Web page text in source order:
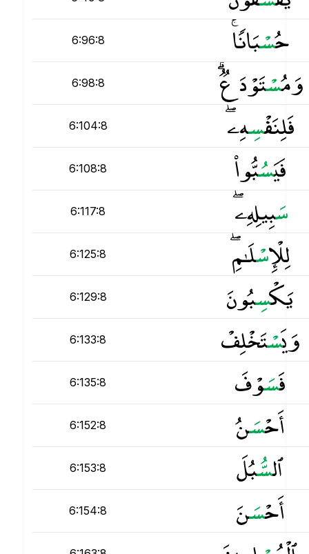
6:96:8 حُسْبَانًۭا ۚ
6:98:8 وَمُسْتَوْدَعٌۭ ۗ
6:104:8 فَلِنَفْسِهِۦ ۖ
6:108:8 فَيَسُبُّوا۟
6:117:8 سَبِيلِهِۦ ۖ
6:125:8 لِلْإِسْلَـٰمِ ۖ
6:129:8 يَكْسِبُونَ
6:133:8 وَيَسْتَخْلِفْ
6:135:8 فَسَوْفَ
6:152:8 أَحْسَنُ
6:153:8 ٱلسُّبُلَ
6:154:8 أَحْسَنَ